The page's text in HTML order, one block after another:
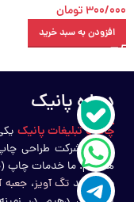
300/000 تومان
افزودن به سبد خرید
درباره پانیک
چاپ و تبلیغات پانیک
ما یک شرکت طراحی چاپ
هستیم. ما خدمات چاپ (
بالا، مانند تگ آویز،جعبه